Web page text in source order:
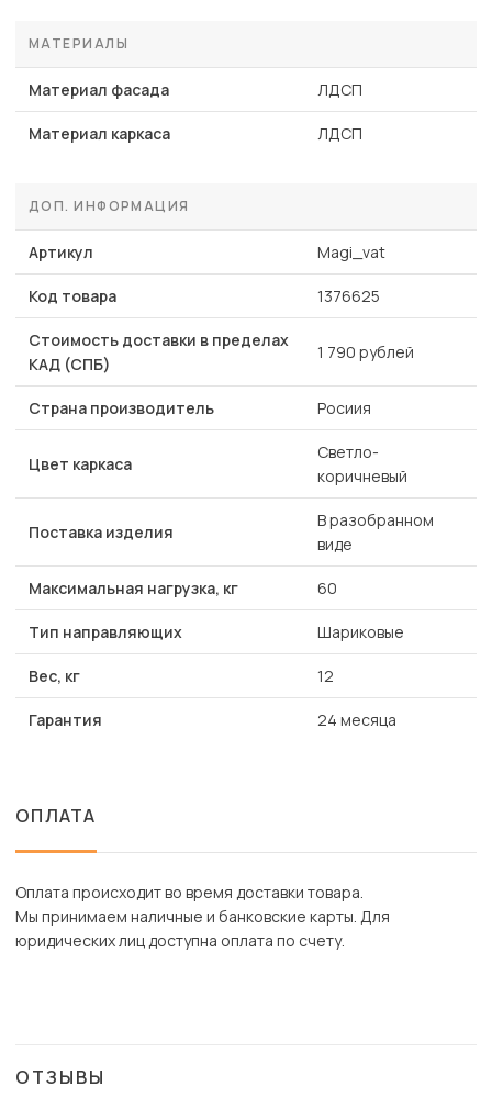
МАТЕРИАЛЫ
Материал фасада ЛДСП
Материал каркаса ЛДСП
ДОП. ИНФОРМАЦИЯ
Артикул Magi_vat
Код товара 1376625
Стоимость доставки в пределах
КАД (СПБ)
1 790 рублей
Страна производитель Росиия
Цвет каркаса
Светло-
коричневый
Поставка изделия
В разобранном
виде
Максимальная нагрузка, кг 60
Тип направляющих Шариковые
Вес, кг 12
Гарантия 24 месяца
ОПЛАТА
Оплата происходит во время доставки товара.
Мы принимаем наличные и банковские карты. Для
юридических лиц доступна оплата по счету.
ОТЗЫВЫ